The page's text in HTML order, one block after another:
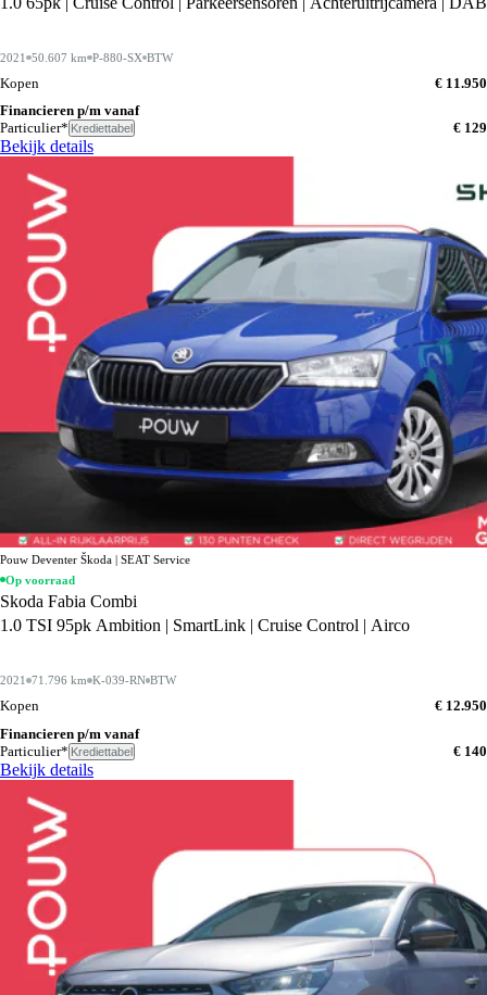
2021 50.607 km P-880-SX BTW
Kopen
€ 11.950
Financieren p/m vanaf
Particulier* Krediettabel € 129
Bekijk details
Pouw Deventer Škoda | SEAT Service
Op voorraad
Skoda Fabia Combi
1.0 TSI 95pk Ambition | SmartLink | Cruise Control | Airco
2021 71.796 km K-039-RN BTW
Kopen
€ 12.950
Financieren p/m vanaf
Particulier* Krediettabel € 140
Bekijk details